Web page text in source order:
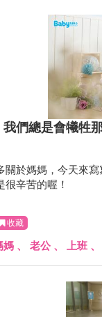
們總是會犧牲
關於媽媽，今天來
辛苦的喔！
收藏
媽 、 老公 、 上班 、